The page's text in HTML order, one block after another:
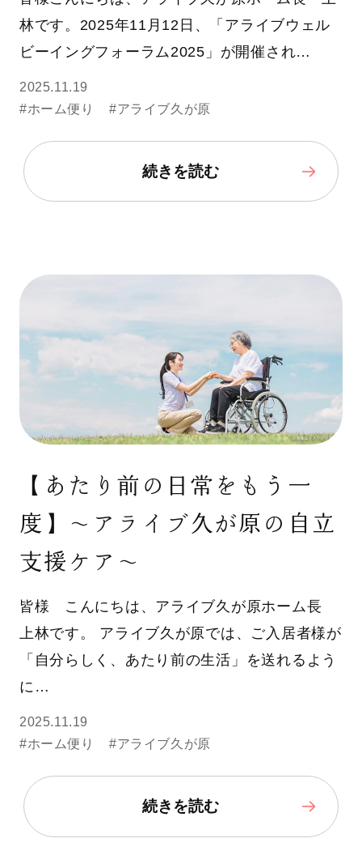
林です。2025年11月12日、「アライブウェル
ビーイングフォーラム2025」が開催され…
2025.11.19
#ホーム便り
#アライブ久が原
続きを読む
【あたり前の日常をもう一
度】〜アライブ久が原の自立
支援ケア〜
皆様 こんにちは、アライブ久が原ホーム長
上林です。 アライブ久が原では、ご入居者様が
「自分らしく、あたり前の生活」を送れるよう
に…
2025.11.19
#ホーム便り
#アライブ久が原
続きを読む